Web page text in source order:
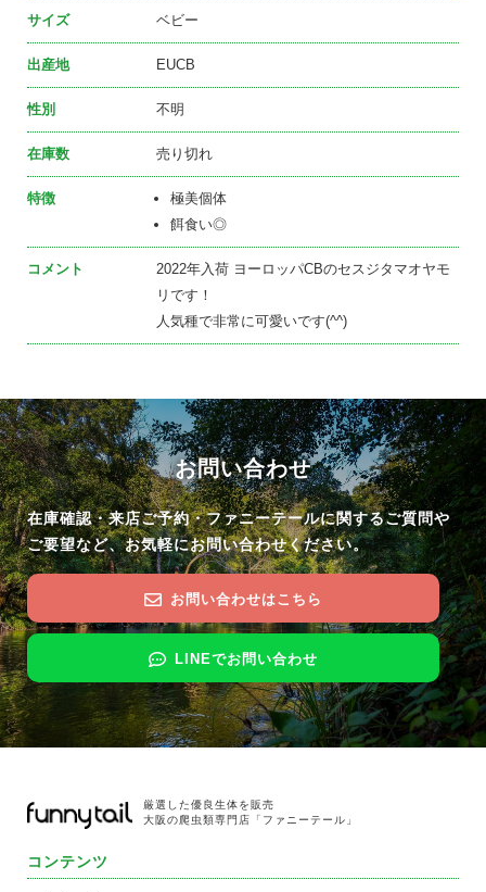
サイズ ベビー
出産地 EUCB
性別 不明
在庫数 売り切れ
特徴
極美個体
餌食い◎
コメント
2022年入荷 ヨーロッパCBのセスジタマオヤモ
リです！
人気種で非常に可愛いです(^^)
お問い合わせ
在庫確認・来店ご予約・ファニーテールに関するご質問や
ご要望など、お気軽にお問い合わせください。
お問い合わせはこちら
LINEでお問い合わせ
厳選した優良生体を販売
大阪の爬虫類専門店「ファニーテール」
コンテンツ